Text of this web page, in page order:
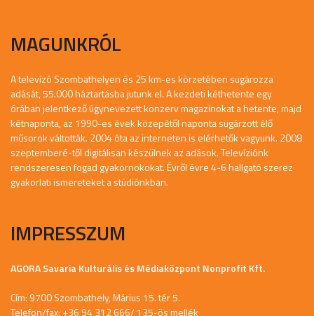
MAGUNKRÓL
A televízó Szombathelyen és 25 km-es körzetében sugározza
adását, 55.000 háztartásba jutunk el. A kezdeti kéthetente egy
órában jelentkező úgynevezett konzerv magazinokat a hetente, majd
kétnaponta, az 1990-es évek közepétől naponta sugárzott élő
műsorok váltották. 2004 óta az interneten is elérhetők vagyunk. 2008
szeptemberé-től digitálisan készülnek az adások. Televíziónk
rendszeresen fogad gyakornokokat. Évről évre 4-6 hallgató szerez
gyakorlati ismereteket a stúdiónkban.
IMPRESSZUM
AGORA Savaria Kulturális és Médiaközpont Nonprofit Kft.
Cím: 9700 Szombathely, Márius 15. tér 5.
Telefon/fax: +36 94 312 666/ 135-ös mellék